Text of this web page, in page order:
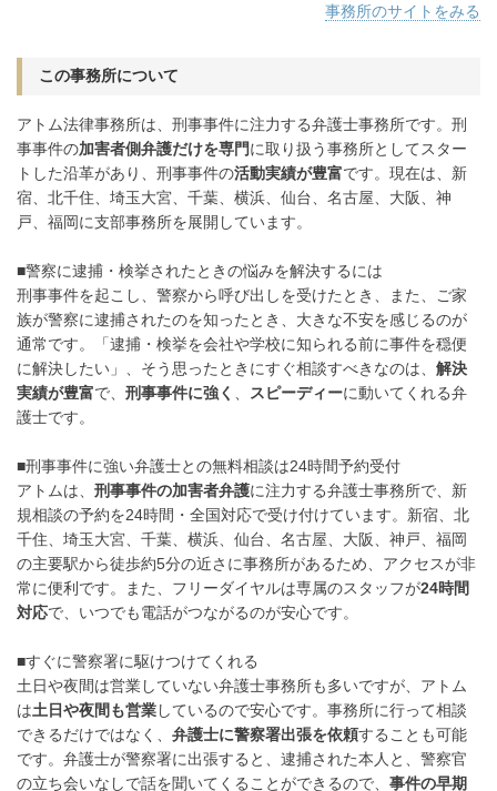
事務所のサイトをみる
この事務所について
アトム法律事務所は、刑事事件に注力する弁護士事務所です。刑
事事件の加害者側弁護だけを専門に取り扱う事務所としてスター
トした沿革があり、刑事事件の活動実績が豊富です。現在は、新
宿、北千住、埼玉大宮、千葉、横浜、仙台、名古屋、大阪、神
戸、福岡に支部事務所を展開しています。
■警察に逮捕・検挙されたときの悩みを解決するには
刑事事件を起こし、警察から呼び出しを受けたとき、また、ご家
族が警察に逮捕されたのを知ったとき、大きな不安を感じるのが
通常です。「逮捕・検挙を会社や学校に知られる前に事件を穏便
に解決したい」、そう思ったときにすぐ相談すべきなのは、 解決
実績が豊富で、 刑事事件に強く スピーディーに動いてくれる弁
護士です。
■刑事事件に強い弁護士との無料相談は24時間予約受付
アトムは、 刑事事件の加害者弁護に注力する弁護士事務所で、新
規相談の予約を24時間・全国対応で受け付けています。新宿、北
千住、埼玉大宮、千葉、横浜、仙台、名古屋、大阪、神戸、福岡
の主要駅から徒歩約5分の近さに事務所があるため、アクセスが非
常に便利です。また、フリーダイヤルは専属のスタッフが24時間
対応で、いつでも電話がつながるのが安心です。
■すぐに警察署に駆けつけてくれる
土日や夜間は営業していない弁護士事務所も多いですが、アトム
は土日や夜間も営業しているので安心です。事務所に行って相談
できるだけではなく、 弁護士に警察署出張を依頼することも可能
です。弁護士が警察署に出張すると、逮捕された本人と、警察官
の立ち会いなしで話を聞いてくることができるので、 事件の早期